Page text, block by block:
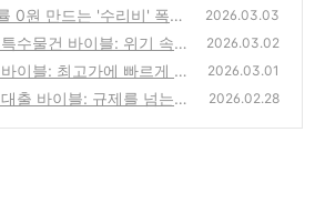
비법
(0)
0원 만드는 '수리비' 폭탄
(0)
2026.03.03
수물건 바이블: 위기 속에
기회
(0)
2026.03.02
이블: 최고가에 빠르게 파
(1)
2026.03.01
출 바이블: 규제를 넘는
2026.02.28